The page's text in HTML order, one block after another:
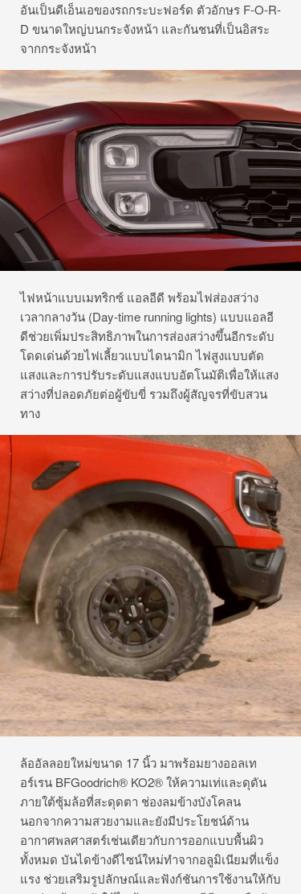
อันเป็นดีเอ็นเอของรถกระบะฟอร์ด ตัวอักษร F-O-R-
D ขนาดใหญ่บนกระจังหน้า และกันชนที่เป็นอิสระ
จากกระจังหน้า
ไฟหน้าแบบเมทริกซ์ แอลอีดี พร้อมไฟส่องสว่าง
เวลากลางวัน (Day-time running lights) แบบแอลอี
ดีช่วยเพิ่มประสิทธิภาพในการส่องสว่างขึ้นอีกระดับ
โดดเด่นด้วยไฟเลี้ยวแบบไดนามิก ไฟสูงแบบตัด
แสงและการปรับระดับแสงแบบอัตโนมัติเพื่อให้แสง
สว่างที่ปลอดภัยต่อผู้ขับขี่ รวมถึงผู้สัญจรที่ขับสวน
ทาง
ล้ออัลลอยใหม่ขนาด 17 นิ้ว มาพร้อมยางออลเท
อร์เรน BFGoodrich® KO2® ให้ความเท่และดุดัน
ภายใต้ซุ้มล้อที่สะดุดตา ช่องลมข้างบังโคลน
นอกจากความสวยงามและยังมีประโยชน์ด้าน
อากาศพลศาสตร์เช่นเดียวกับการออกแบบพื้นผิว
ทั้งหมด บันไดข้างดีไซน์ใหม่ทำจากอลูมิเนียมที่แข็ง
แรง ช่วยเสริมรูปลักษณ์และฟังก์ชันการใช้งานให้กับ